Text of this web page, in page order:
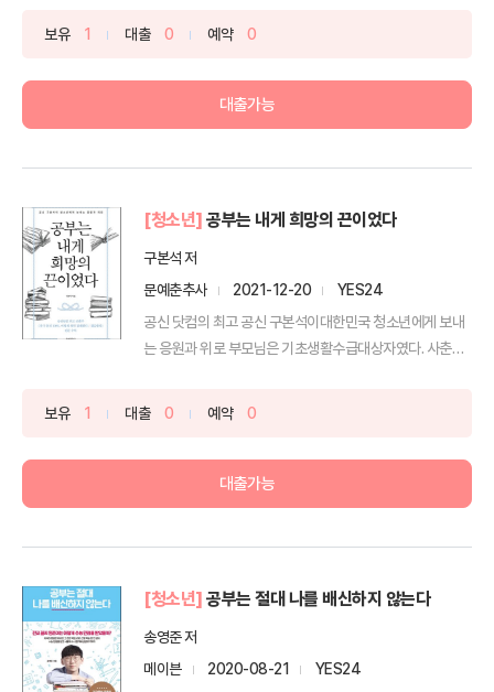
보유 1 대출 0 예약 0
대출가능
[청소년] 공부는 내게 희망의 끈이었다
구본석 저
문예춘추사
2021-12-20
YES24
공신 닷컴의 최고 공신 구본석이대한민국 청소년에게 보내
는 응원과 위로 부모님은 기초생활수급대상자였다. 사춘기
보유 1 대출 0 예약 0
대출가능
[청소년] 공부는 절대 나를 배신하지 않는다
송영준 저
메이븐
2020-08-21
YES24